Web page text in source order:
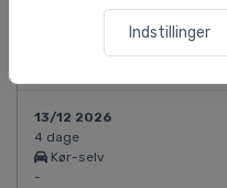
Indstillinger
pr.
13/12 2026
4 dage
Kør-selv
-